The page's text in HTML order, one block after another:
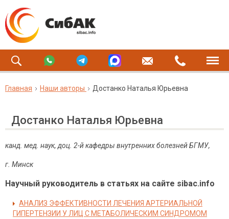
Главная Наши авторы Достанко Наталья Юрьевна
Достанко Наталья Юрьевна
канд. мед. наук, доц. 2-й кафедры внутренних болезней БГМУ,
г. Минск
Научный руководитель в статьях на сайте sibac.info
АНАЛИЗ ЭФФЕКТИВНОСТИ ЛЕЧЕНИЯ АРТЕРИАЛЬНОЙ
ГИПЕРТЕНЗИИ У ЛИЦ С МЕТАБОЛИЧЕСКИМ СИНДРОМОМ